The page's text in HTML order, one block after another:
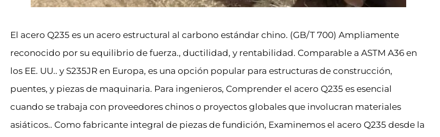
El acero Q235 es un acero estructural al carbono estándar chino. (GB/T 700) Ampliamente
reconocido por su equilibrio de fuerza., ductilidad, y rentabilidad. Comparable a ASTM A36 en
los EE. UU.. y S235JR en Europa, es una opción popular para estructuras de construcción,
puentes, y piezas de maquinaria. Para ingenieros, Comprender el acero Q235 es esencial
cuando se trabaja con proveedores chinos o proyectos globales que involucran materiales
asiáticos.. Como fabricante integral de piezas de fundición, Examinemos el acero Q235 desde la